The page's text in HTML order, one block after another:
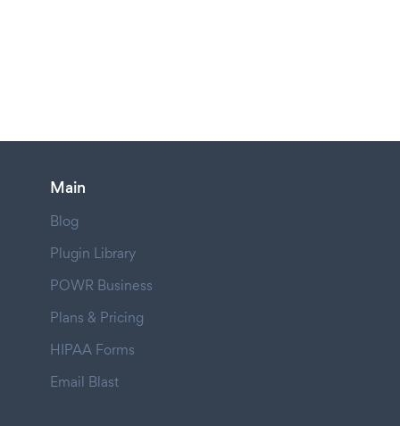
Main
Blog
Plugin Library
POWR Business
Plans & Pricing
HIPAA Forms
Email Blast